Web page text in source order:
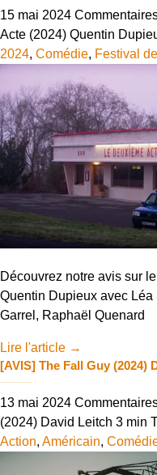
15 mai 2024
Acte (2024) Quentin
2024, Comédie, Festival
Découvrez notre avis sur
Quentin Dupieux avec
Garrel, Raphaël Quenard
Lire l'article →
[AVIS] The Fall Guy (2024)
13 mai 2024
(2024) David Leitch 3 min
Action, Américain,